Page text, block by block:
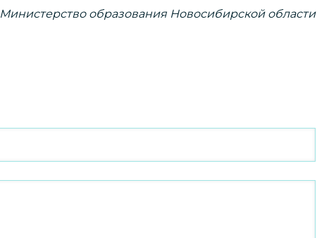
Министерство образования Новосибирской области